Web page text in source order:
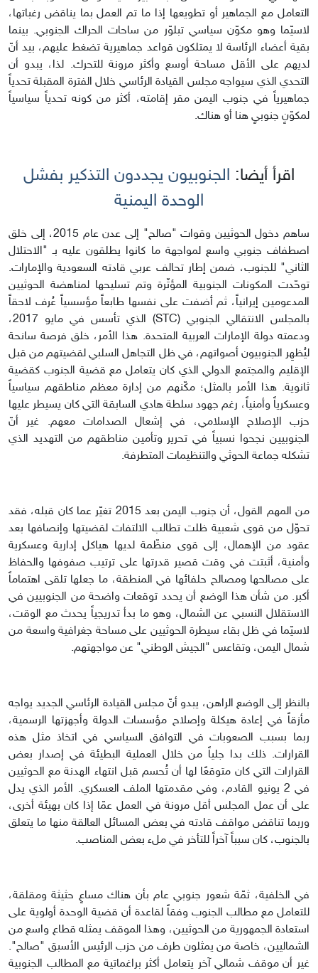
التعامل مع الجماهير أو تطويعها إذا ما تم العمل بما يناقض رغباتها،
لاسيّما وهو مكوّن سياسي تبلوّر من ساحات الحراك الجنوبي. بينما
بقية أعضاء الرئاسة لا يمتلكون قواعد جماهيرية تضغط عليهم، بيد أنّ
لديهم على الأقل مساحة أوسع وأكثر مرونة للتحرك. لذا، يبدو أن
التحدي الذي سيواجه مجلس القيادة الرئاسي خلال الفترة المقبلة تحدياً
جماهيرياً في جنوب اليمن مقر إقامته، أكثر من كونه تحدياً سياسياً
لمكوّنٍ جنوبيٍ هنا أو هناك.
اقرأ أيضا: الجنوبيون يجددون التذكير بفشل
الوحدة اليمنية
ساهم دخول الحوثيين وقوات "صالح" إلى عدن عام 2015، إلى خلق
اصطفاف جنوبي واسع لمواجهة ما كانوا يطلقون عليه بـ "الاحتلال
الثاني" للجنوب، ضمن إطار تحالف عربي قادته السعودية والإمارات.
توحّدت المكونات الجنوبية المؤثّرة وتم تسليحها لمناهضة الحوثيين
المدعومين إيرانياً، ثم أضفت على نفسها طابعاً مؤسسياً عُرف لاحقاً
بالمجلس الانتقالي الجنوبي (STC) الذي تأسس في مايو 2017،
ودعمته دولة الإمارات العربية المتحدة. هذا الأمر، خلق فرصة سانحة
ليُظهِر الجنوبيون أصواتهم، في ظل التجاهل السلبي لقضيتهم من قبل
الإقليم والمجتمع الدولي الذي كان يتعامل مع قضية الجنوب كقضية
ثانوية. هذا الأمر بالمثل؛ مكّنهم من إدارة معظم مناطقهم سياسياً
وعسكرياً وأمنياً، رغم جهود سلطة هادي السابقة التي كان يسيطر عليها
حزب الإصلاح الإسلامي، في إشعال الصدامات معهم. غير أنّ
الجنوبيين نجحوا نسبياً في تحرير وتأمين مناطقهم من التهديد الذي
تشكله جماعة الحوثي والتنظيمات المتطرفة.
من المهم القول، أن جنوب اليمن بعد 2015 تغيّر عما كان قبله، فقد
تحوّل من قوى شعبية ظلت تطالب الالتفات لقضيتها وإنصافها بعد
عقود من الإهمال، إلى قوى منظّمة لديها هياكل إدارية وعسكرية
وأمنية، أثبتت في وقت قصير قدرتها على ترتيب صفوفها والحفاظ
على مصالحها ومصالح حلفائها في المنطقة، ما جعلها تلقى اهتماماً
أكبر. من شأن هذا الوضع أن يحدد توقعات واضحة من الجنوبيين في
الاستقلال النسبي عن الشمال، وهو ما بدأ تدريجياً يحدث مع الوقت،
لاسيّما في ظل بقاء سيطرة الحوثيين على مساحة جغرافية واسعة من
شمال اليمن، وتقاعس "الجيش الوطني" عن مواجهتهم.
بالنظر إلى الوضع الراهن، يبدو أنّ مجلس القيادة الرئاسي الجديد يواجه
مأزقاً في إعادة هيكلة وإصلاح مؤسسات الدولة وأجهزتها الرسمية،
ربما بسبب الصعوبات في التوافق السياسي في اتخاذ مثل هذه
القرارات. ذلك بدا جلياً من خلال العملية البطيئة في إصدار بعض
القرارات التي كان متوقعًا لها أن تُحسم قبل انتهاء الهدنة مع الحوثيين
في 2 يونيو القادم، وفي مقدمتها الملف العسكري. الأمر الذي يدل
على أن عمل المجلس أقل مرونة في العمل عمّا إذا كان بهيئة أخرى،
وربما تناقض مواقف قادته في بعض المسائل العالقة منها ما يتعلق
بالجنوب، كان سبباً آخراً للتأخر في ملء بعض المناصب.
في الخلفية، ثمّة شعور جنوبي عام بأن هناك مساعٍ حثيثة ومقلقة،
للتعامل مع مطالب الجنوب وفقاً لقاعدة أن قضية الوحدة أولوية على
استعادة الجمهورية من الحوثيين، وهذا الموقف يمثله قطاع واسع من
الشماليين، خاصة من يمثلون طرف من حزب الرئيس الأسبق "صالح".
غير أن موقف شمالي آخر يتعامل أكثر براغماتية مع المطالب الجنوبية